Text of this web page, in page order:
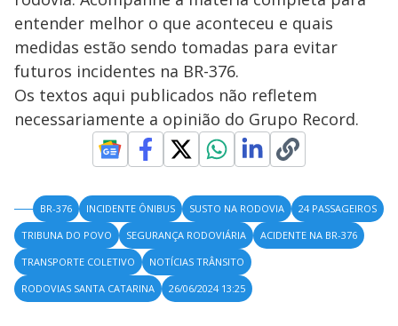
entender melhor o que aconteceu e quais
medidas estão sendo tomadas para evitar
futuros incidentes na BR-376.
Os textos aqui publicados não refletem
necessariamente a opinião do Grupo Record.
BR-376 INCIDENTE ÔNIBUS SUSTO NA RODOVIA
24 PASSAGEIROS
TRIBUNA DO POVO
SEGURANÇA RODOVIÁRIA
ACIDENTE NA BR-376
TRANSPORTE COLETIVO
NOTÍCIAS TRÂNSITO
RODOVIAS SANTA CATARINA
26/06/2024 13:25